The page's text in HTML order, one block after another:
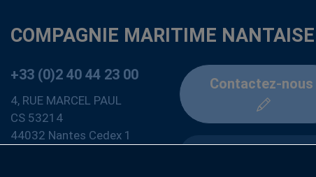
COMPAGNIE MARITIME
+33 (0)2 40 44 23 00
4, RUE MARCEL PAUL
CS 53214
44032 Nantes Cedex 1
Contactez-nous